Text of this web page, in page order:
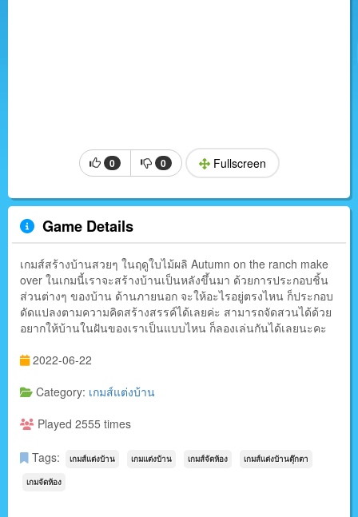
0 0 Fullscreen
Game Details
เกมส์สร้างบ้านสวยๆ ในฤดูใบไม้ผลิ Autumn on the ranch make
over ในเกมนี้เราจะสร้างบ้านเป็นหลังขึ้นมา ด้วยการประกอบชิ้น
ส่วนต่างๆ ของบ้าน ด้านภายนอก จะให้อะไรอยู่ตรงไหน ก็ประกอบ
ดัดแปลงตามความคิดสร้างสรรค์ได้เลยค่ะ สามารถจัดสวนได้ด้วย
อยากให้บ้านในฝันของเราเป็นแบบไหน ก็ลองเล่นกันได้เลยนะคะ
2022-06-22
Category: เกมส์แต่งบ้าน
Played 2555 times
Tags: เกมส์แต่งบ้าน เกมแต่งบ้าน เกมส์จัดห้อง เกมส์แต่งบ้านตุ๊กตา
เกมจัดห้อง